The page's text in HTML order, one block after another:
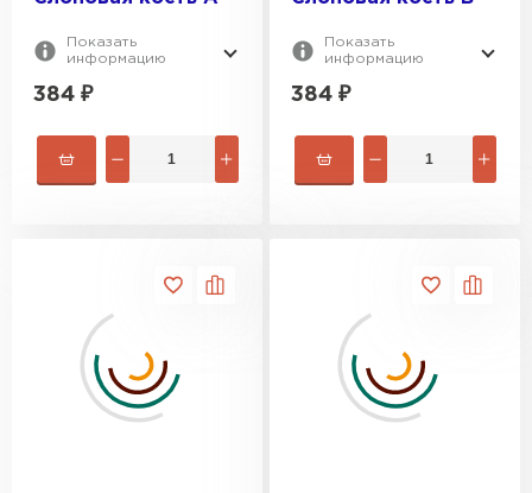
Показать
информацию
384 ₽
Показать
информацию
384 ₽